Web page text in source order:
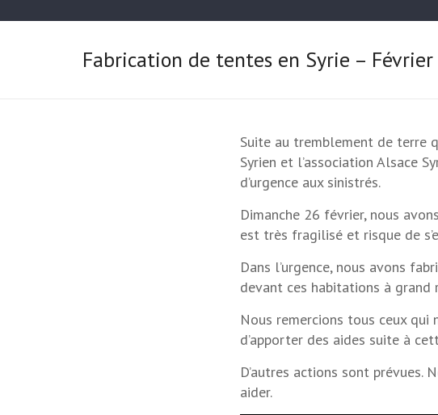
Fabrication de tentes en Syrie –
Suite au tremblement de terre
Syrien et l’association Alsace
d’urgence aux sinistrés.
Dimanche 26 février, nous
est très fragilisé et risque de
Dans l’urgence, nous avons
devant ces habitations à grand
Nous remercions tous ceux qui
d’apporter des aides suite à
D’autres actions sont prévues.
aider.